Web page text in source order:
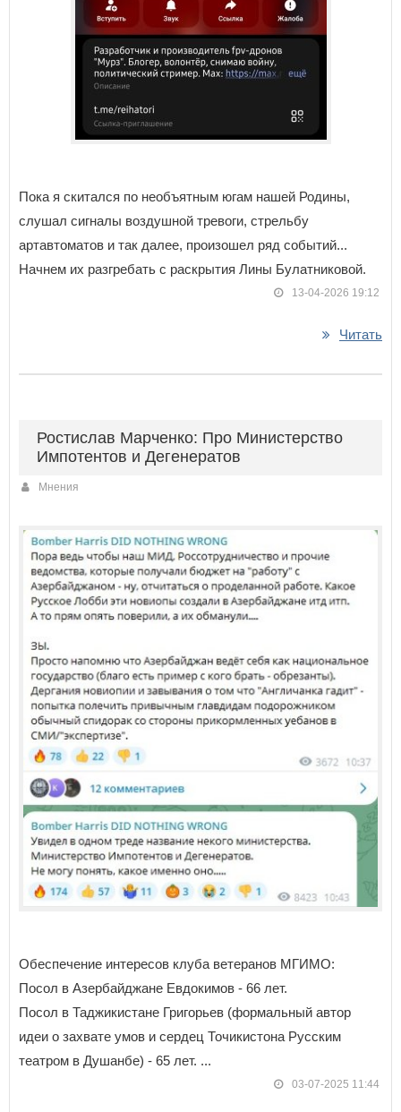
Пока я скитался по необъятным югам нашей Родины,
слушал сигналы воздушной тревоги, стрельбу
артавтоматов и так далее, произошел ряд событий...
Начнем их разгребать с раскрытия Лины Булатниковой.
13-04-2026 19:12
Читать
Ростислав Марченко: Про Министерство
Импотентов и Дегенератов
Мнения
Обеспечение интересов клуба ветеранов МГИМО:
Посол в Азербайджане Евдокимов - 66 лет.
Посол в Таджикистане Григорьев (формальный автор
идеи о захвате умов и сердец Точикистона Русским
театром в Душанбе) - 65 лет. ...
03-07-2025 11:44